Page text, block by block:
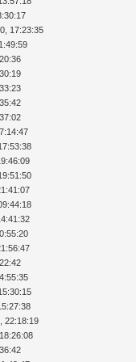
17:23:35
22:18:19